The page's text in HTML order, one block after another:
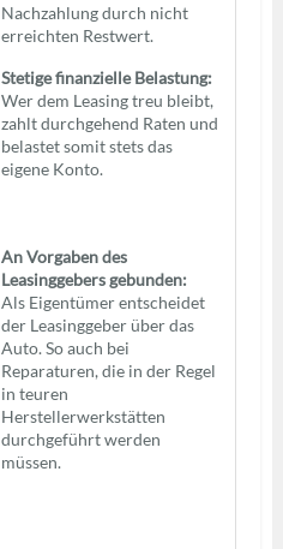
Nachzahlung durch nicht
erreichten Restwert.
Stetige finanzielle Belastung:
Wer dem Leasing treu bleibt,
zahlt durchgehend Raten und
belastet somit stets das
eigene Konto.
An Vorgaben des
Leasinggebers gebunden:
Als Eigentümer entscheidet
der Leasinggeber über das
Auto. So auch bei
Reparaturen, die in der Regel
in teuren
Herstellerwerkstätten
durchgeführt werden
müssen.